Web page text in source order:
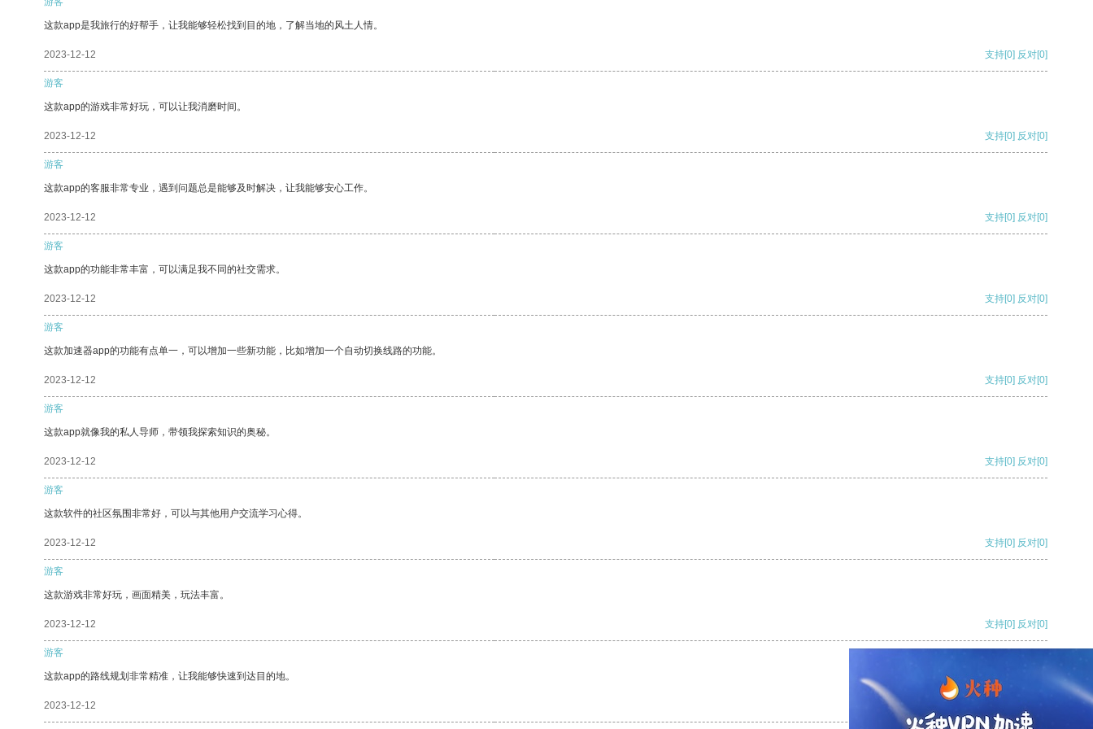
这款app是我旅行的好帮手，让我能够轻松找到目的地，了解当地的风土人情。
2023-12-12 支持[0] 反对[0]
游客
这款app的游戏非常好玩，可以让我消磨时间。
2023-12-12 支持[0] 反对[0]
游客
这款app的客服非常专业，遇到问题总是能够及时解决，让我能够安心工作。
2023-12-12 支持[0] 反对[0]
游客
这款app的功能非常丰富，可以满足我不同的社交需求。
2023-12-12 支持[0] 反对[0]
游客
这款加速器app的功能有点单一，可以增加一些新功能，比如增加一个自动切换线路的功能。
2023-12-12 支持[0] 反对[0]
游客
这款app就像我的私人导师，带领我探索知识的奥秘。
2023-12-12 支持[0] 反对[0]
游客
这款软件的社区氛围非常好，可以与其他用户交流学习心得。
2023-12-12 支持[0] 反对[0]
游客
这款游戏非常好玩，画面精美，玩法丰富。
2023-12-12 支持[0] 反对[0]
游客
这款app的路线规划非常精准，让我能够快速到达目的地。
2023-12-12